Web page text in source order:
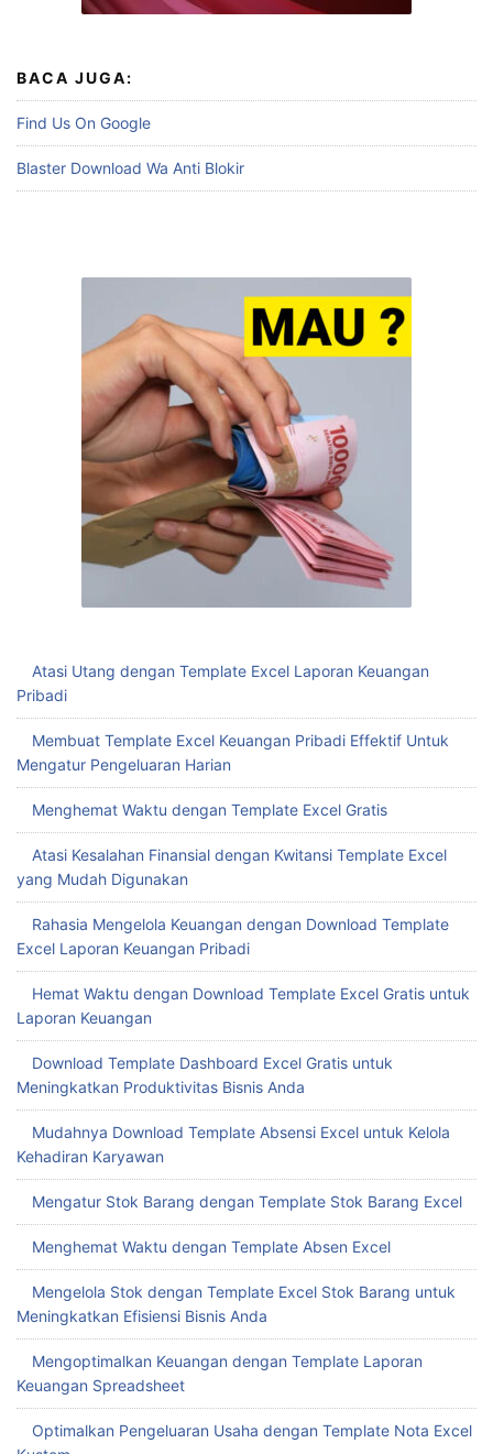
BACA JUGA:
Find Us On Google
Blaster Download Wa Anti Blokir
Atasi Utang dengan Template Excel Laporan Keuangan
Pribadi
Membuat Template Excel Keuangan Pribadi Effektif Untuk
Mengatur Pengeluaran Harian
Menghemat Waktu dengan Template Excel Gratis
Atasi Kesalahan Finansial dengan Kwitansi Template Excel
yang Mudah Digunakan
Rahasia Mengelola Keuangan dengan Download Template
Excel Laporan Keuangan Pribadi
Hemat Waktu dengan Download Template Excel Gratis untuk
Laporan Keuangan
Download Template Dashboard Excel Gratis untuk
Meningkatkan Produktivitas Bisnis Anda
Mudahnya Download Template Absensi Excel untuk Kelola
Kehadiran Karyawan
Mengatur Stok Barang dengan Template Stok Barang Excel
Menghemat Waktu dengan Template Absen Excel
Mengelola Stok dengan Template Excel Stok Barang untuk
Meningkatkan Efisiensi Bisnis Anda
Mengoptimalkan Keuangan dengan Template Laporan
Keuangan Spreadsheet
Optimalkan Pengeluaran Usaha dengan Template Nota Excel